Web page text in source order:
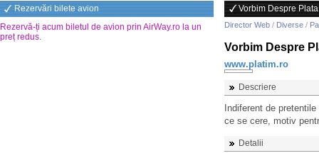
Rezervări bilete avion
Rezervă-ți acum biletul de avion prin AirWay.ro la un
preț redus.
Vorbim Despre Plata
Director Web / Diverse /
Vorbim Despre
www.platim.ro
Descriere
Indiferent de
ce se cere, motiv
Detalii